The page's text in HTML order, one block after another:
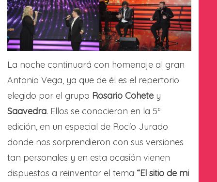
La noche continuará con homenaje al gran
Antonio Vega, ya que de él es el repertorio
elegido por el grupo Rosario Cohete y
Saavedra. Ellos se conocieron en la 5ª
edición, en un especial de Rocío Jurado
donde nos sorprendieron con sus versiones
tan personales y en esta ocasión vienen
dispuestos a reinventar el tema “El sitio de mi